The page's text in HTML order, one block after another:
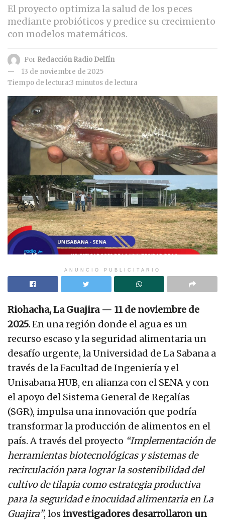
El proyecto optimiza la salud de los peces
mediante probióticos y predice su crecimiento
con modelos matemáticos.
Por Redacción Radio Delfín
13 de noviembre de 2025
Tiempo de lectura:3 minutos de lectura
ANUNCIO PUBLICITARIO
Riohacha, La Guajira — 11 de noviembre de
2025.En una región donde el agua es un
recurso escaso y la seguridad alimentaria un
desafío urgente, la Universidad de La Sabana a
través de la Facultad de Ingeniería y el
Unisabana HUB, en alianza con el SENA y con
el apoyo del Sistema General de Regalías
(SGR), impulsa una innovación que podría
transformar la producción de alimentos en el
país. A través del proyecto “Implementación de
herramientas biotecnológicas y sistemas de
recirculación para lograr la sostenibilidad del
cultivo de tilapia como estrategia productiva
para la seguridad e inocuidad alimentaria en La
Guajira”, los investigadores desarrollaron un